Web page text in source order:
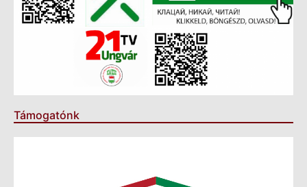
Támogatónk